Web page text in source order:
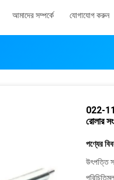
আমাদের সম্পর্কে যোগাযোগ করুন
022-
রোলার
পণ্যের
উৎপত্তি